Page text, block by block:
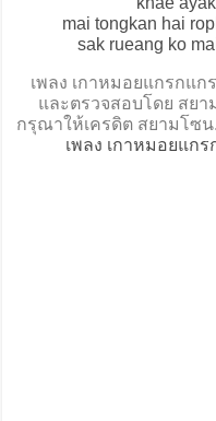
mai tongkan hai
sak rueang ko
เพลง เกาหมอยแกรกแก
และตรวจสอบโดย สย
กรุณาให้เครดิต สยามโซ
เพลง เกาหมอยแกร